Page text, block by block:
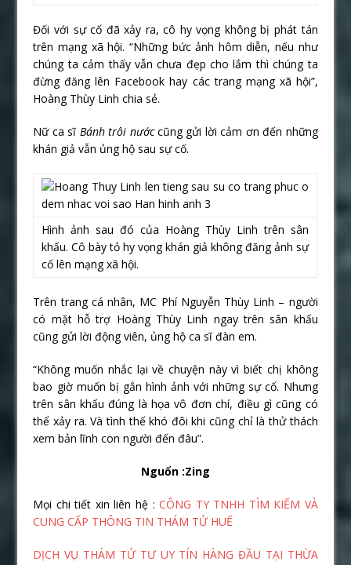
Đối với sự cố đã xảy ra, cô hy vọng không bị phát tán
trên mạng xã hội. “Những bức ảnh hôm diễn, nếu như
chúng ta cảm thấy vẫn chưa đẹp cho lắm thì chúng ta
đừng đăng lên Facebook hay các trang mạng xã hội”,
Hoàng Thùy Linh chia sẻ.
Nữ ca sĩ Bánh trôi nướccũng gửi lời cảm ơn đến những
khán giả vẫn ủng hộ sau sự cố.
Hình ảnh sau đó của Hoàng Thùy Linh trên sân
khấu. Cô bày tỏ hy vọng khán giả không đăng ảnh sự
cố lên mạng xã hội.
Trên trang cá nhân, MC Phí Nguyễn Thùy Linh – người
có mặt hỗ trợ Hoàng Thùy Linh ngay trên sân khấu
cũng gửi lời động viên, ủng hộ ca sĩ đàn em.
“Không muốn nhắc lại về chuyện này vì biết chị không
bao giờ muốn bị gắn hình ảnh với những sự cố. Nhưng
trên sân khấu đúng là họa vô đơn chí, điều gì cũng có
thể xảy ra. Và tình thế khó đôi khi cũng chỉ là thử thách
xem bản lĩnh con người đến đâu”.
Nguổn :Zing
Mọi chi tiết xin liên hệ :CÔNG TY TNHH TÌM KIẾM VÀ
CUNG CẤP THÔNG TIN THÁM TỬ HUẾ
DỊCH VỤ THÁM TỬ TƯ UY TÍN HÀNG ĐẦU TẠI THỪA